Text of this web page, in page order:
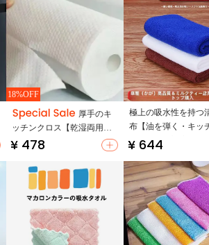
18%OFF
厚手のキ
ッチンクロス【乾湿両用・
吸水性・油分吸収】
¥ 478
極上の吸水性を持つ
布【油を弾く・キッ
用・洗濯機対応】
¥ 644